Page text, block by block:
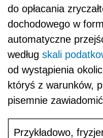
do opłacania
dochodowego w
automatyczne
według skali
od wystąpienia
któryś z warunków,
pisemnie
Przykładowo,